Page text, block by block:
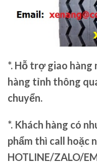
*. Hỗ trợ giao hàng
hàng tỉnh thông
chuyển.
*. Khách hàng có
phẩm thì call hoặc
HOTLINE/ZALO/